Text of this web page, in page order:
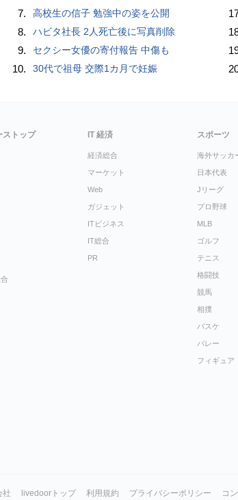
7. 高校生の信子 勉強中の姿を公開
8. ハビタ社長 2人死亡後に写真削除
9. セクシー女優の寄付報告 中傷も
10. 30代で祖母 交際1カ月で妊娠
ストップ IT 経済
経済総合
マーケット
Web
ガジェット
ITビジネス
IT総合
PR
スポーツ
海外サッカ
日本代表
Jリーグ
プロ野球
MLB
ゴルフ
テニス
格闘技
競馬
相撲
バスケ
バレー
フィギュア
社 livedoorトップ 利用規約 プライバシーポリシー コ